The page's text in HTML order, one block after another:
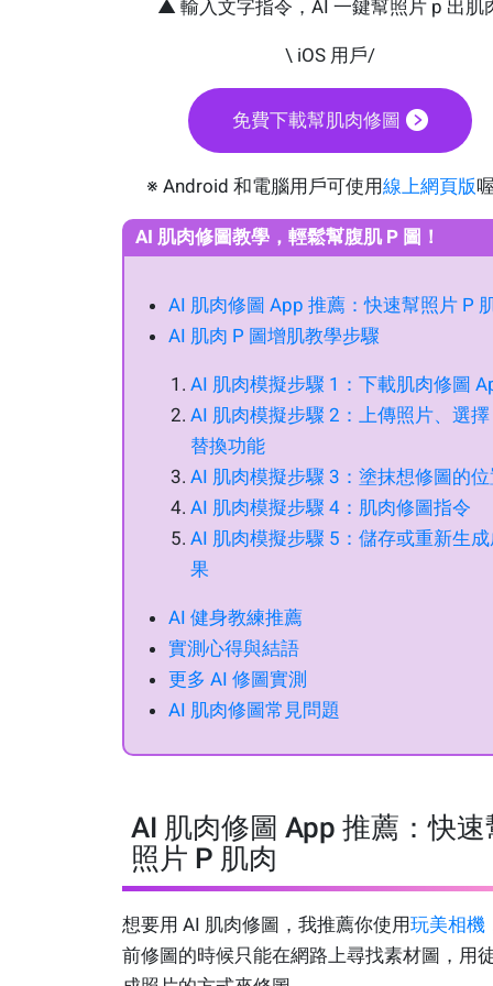
▲ 輸入文字指令，AI 一鍵幫照片 p 出肌
\ iOS 用戶/
免費下載幫肌肉修圖
※ Android 和電腦用戶可使用線上網頁版
AI 肌肉修圖教學，輕鬆幫腹肌 P 圖！
AI 肌肉修圖 App 推薦：快速幫照片 P
AI 肌肉 P 圖增肌教學步驟
AI 肌肉模擬步驟 1：下載肌肉修圖
AI 肌肉模擬步驟 2：上傳照片、選擇
替換功能
AI 肌肉模擬步驟 3：塗抹想修圖的位
AI 肌肉模擬步驟 4：肌肉修圖指令
AI 肌肉模擬步驟 5：儲存或重新生
果
AI 健身教練推薦
實測心得與結語
更多 AI 修圖實測
AI 肌肉修圖常見問題
AI 肌肉修圖 App 推薦：快速
照片 P 肌肉
想要用 AI 肌肉修圖，我推薦你使用玩美相機
前修圖的時候只能在網路上尋找素材圖，用